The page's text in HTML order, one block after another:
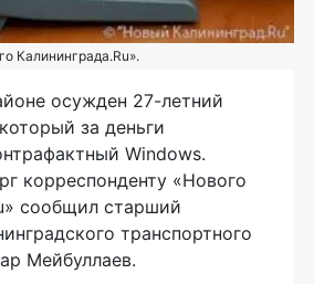
Калининграда.Ru».
осужден 27-летний
за деньги
Windows.
корреспонденту «Нового
сообщил старший
транспортного
Мейбуллаев.